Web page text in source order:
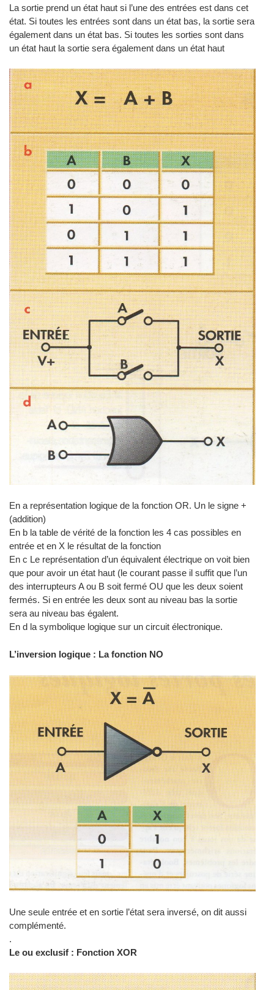
La sortie prend un état haut si l’une des entrées est dans cet
état. Si toutes les entrées sont dans un état bas, la sortie sera
également dans un état bas. Si toutes les sorties sont dans
un état haut la sortie sera également dans un état haut
En a représentation logique de la fonction OR. Un le signe +
(addition)
En b la table de vérité de la fonction les 4 cas possibles en
entrée et en X le résultat de la fonction
En c Le représentation d’un équivalent électrique on voit bien
que pour avoir un état haut (le courant passe il suffit que l’un
des interrupteurs A ou B soit fermé OU que les deux soient
fermés. Si en entrée les deux sont au niveau bas la sortie
sera au niveau bas égalent.
En d la symbolique logique sur un circuit électronique.
L’inversion logique : La fonction NO
Une seule entrée et en sortie l’état sera inversé, on dit aussi
complémenté.
.
Le ou exclusif : Fonction XOR